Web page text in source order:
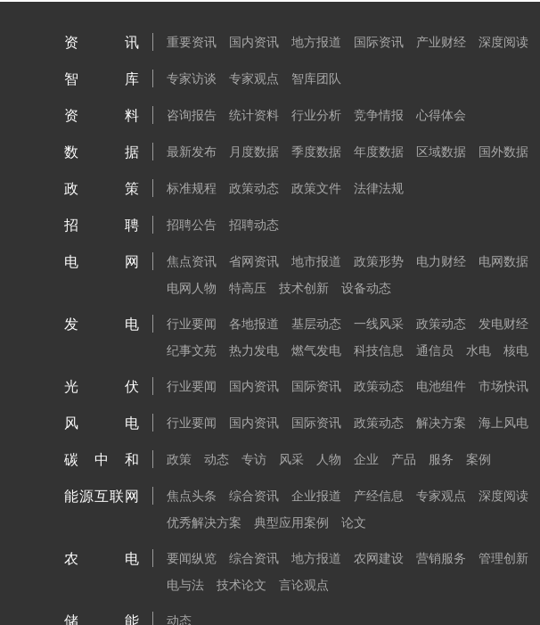
资讯 重要资讯 国内资讯 地方报道 国际资讯 产业财经 深度阅读
智库 专家访谈 专家观点 智库团队
资料 咨询报告 统计资料 行业分析 竞争情报 心得体会
数据 最新发布 月度数据 季度数据 年度数据 区域数据 国外数据
政策 标准规程 政策动态 政策文件 法律法规
招聘 招聘公告 招聘动态
电网 焦点资讯 省网资讯 地市报道 政策形势 电力财经 电网数据
电网人物
特高压 技术创新 设备动态
发电 行业要闻 各地报道 基层动态 一线风采 政策动态 发电财经
纪事文苑
热力发电 燃气发电 科技信息 通信员 水电 核电
光伏 行业要闻 国内资讯 国际资讯 政策动态 电池组件 市场快讯
风电 行业要闻 国内资讯 国际资讯 政策动态 解决方案 海上风电
碳中和 政策 动态 专访 风采 人物 企业 产品 服务 案例
能源互联网 焦点头条 综合资讯 企业报道 产经信息 专家观点 深度阅读
优秀解决方案
典型应用案例 论文
农电 要闻纵览 综合资讯 地方报道 农网建设 营销服务 管理创新
电与法
技术论文 言论观点
储能 动态